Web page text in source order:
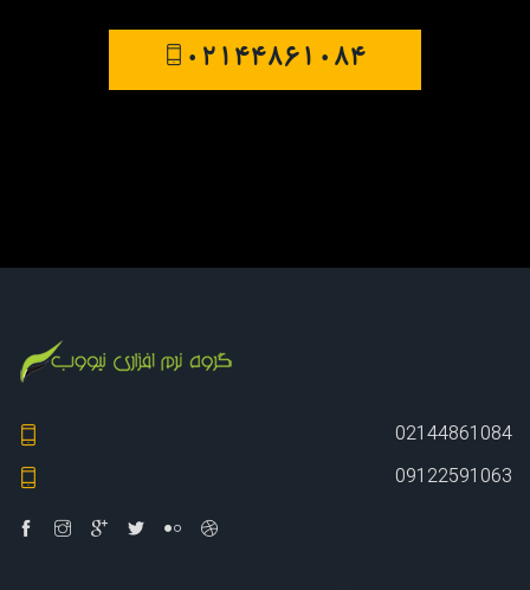
02144861084
02144861084
09122591063